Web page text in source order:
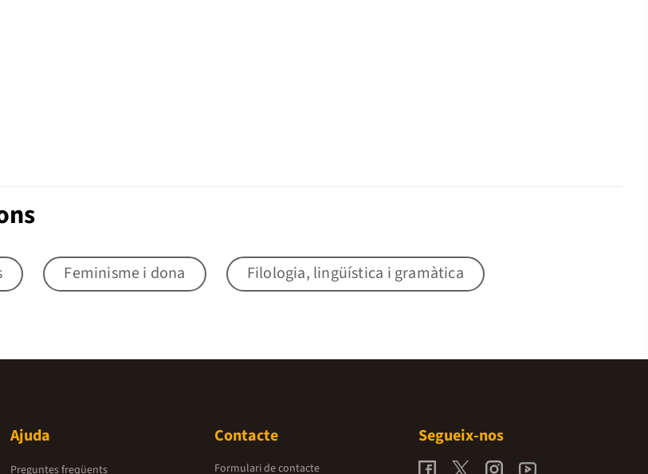
Feminisme i dona Filologia, lingüística i gramàtica
Ajuda
Preguntes freqüents
Contacte
Formulari de contacte
Segueix-nos